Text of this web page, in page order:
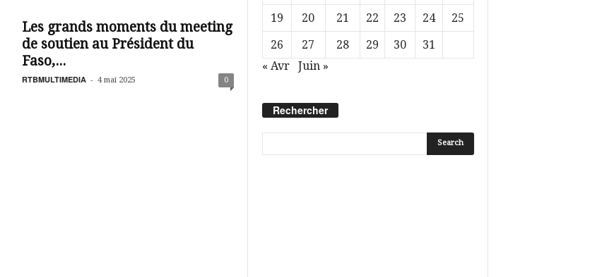
Les grands moments du meeting
de soutien au Président du
Faso,...
RTBMULTIMEDIA - 4 mai 2025 0
19
20 21 22 23 24
25
26
27 28 29 30
31
« Avr
Juin »
Rechercher